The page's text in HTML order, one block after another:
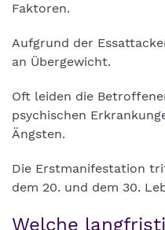
Faktoren.
Aufgrund der
an Übergewicht.
Oft leiden die
psychischen
Ängsten.
Die Erstmanifestation
dem 20. und dem 30.
Welche